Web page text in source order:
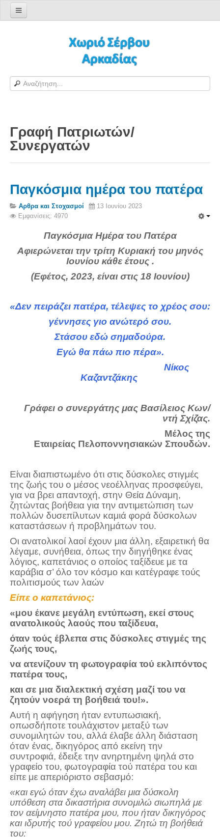
Φόρμα εγγραφής χρήστη
H Ιστοσελίδα μας
Αράπηδες
Αξιοθέατα
Σέρβου και Δήμος Γορτυνίας
Σερβαίοι
Σερβαίοι Καλλιτέχνες
Γραφή Πατριωτών/Συνεργατών
Σύνδεσμος Σερβαίων
Εφημερίδα Αρτοζήνος
Ηλεκτρονική έκδοση Αρτοζήνου
Θέματα και δράσεις Συνδέσμου
Επικοινωνία
Τα Τελευταία Νέα
Γάμοι - Γεννήσεις - Βαπτίσεις
Επιτυχίες - Διακρίσεις
Μηνύματα Επισκεπτών
παλιά αρχειοθετημένα
Λαογραφία
Πολιτιστικά
Οπτικοακουστικά
Φωτορεπορτάζ
Δημοτικά Τραγούδια
Videos
Albums Φωτογραφιών
Παλιές Φωτογραφίες του 1930
Πετρόκτιστα Σπίτια - Εκκλησίες
Πανοραμικές φωτογραφίες
Σύνδεσμοι
Γραφή Πατριωτών/
Συνεργατών
Παγκόσμια ημέρα του πατέρα
Αρθρα και Στοχασμοί
13 Ιουνίου 2023
Εμφανίσεις: 4970
Παγκόσμια Ημέρα του Πατέρα
Αφιερώνεται την τρίτη Κυριακή του μηνός
Ιουνίου κάθε έτους .
(Εφέτος, 2023, είναι στις 18 Ιουνίου)
«Δεν πειράζει πατέρα, τέλεψες το χρέος σου:
γέννησες γιο ανώτερό σου.
Στάσου εδώ σημαδούρα.
Εγώ θα πάω πιο πέρα».
Νίκος
Καζαντζάκης
Γράφει ο συνεργάτης μας Βασίλειος Κων/
ντή Σχίζας.
Μέλος της
Εταιρείας Πελοποννησιακών Σπουδών.
Είναι διαπιστωμένο ότι στις δύσκολες στιγμές
της ζωής του ο μέσος νεοέλληνας προσφεύγει,
για να βρει απαντοχή, στην Θεία Δύναμη,
ζητώντας βοήθεια για την αντιμετώπιση των
πολλών δυσεπίλυτων καμιά φορά δύσκολων
καταστάσεων ή προβλημάτων του.
Οι ανατολικοί λαοί έχουν μια άλλη, εξαιρετική θα
λέγαμε, συνήθεια, όπως την διηγήθηκε ένας
λόγιος, καπετάνιος ο οποίος ταξίδευε με τα
καράβια σ’ όλο τον κόσμο και κατέγραφε τούς
πολιτισμούς των λαών
Είπε ο καπετάνιος:
«μου έκανε μεγάλη εντύπωση, εκεί στους
ανατολικούς λαούς που ταξίδευα,
όταν τούς έβλεπα στις δύσκολες στιγμές της
ζωής τους,
να ατενίζουν τη φωτογραφία τού εκλιπόντος
πατέρα τους,
και σε μια διαλεκτική σχέση μαζί του να
ζητούν νοερά τη βοήθειά του!».
Αυτή η αφήγηση ήταν εντυπωσιακή,
οπωσδήποτε τουλάχιστον μεταξύ των
συνομιλητών του, αλλά έλαβε άλλη διάσταση
όταν ένας, δικηγόρος από εκείνη την
συντροφιά, έδειξε την ανηρτημένη ψηλά στο
γραφείο του, φωτογραφία τού πατέρα του και
είπε με απεριόριστο σεβασμό:
«και εγώ όταν έχω αναλάβει μια δύσκολη
υπόθεση στα δικαστήρια συνομιλώ σιωπηλά με
τον αείμνηστο πατέρα μου, που ήταν δικηγόρος
και ιδρυτής τού γραφείου μου. Ζητώ τη βοήθειά
του: